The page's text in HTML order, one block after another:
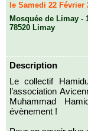
le Samedi 22 Février
Mosquée de Limay -
78520 Limay
Description
Le collectif
l’association
Muhammad
évènement !